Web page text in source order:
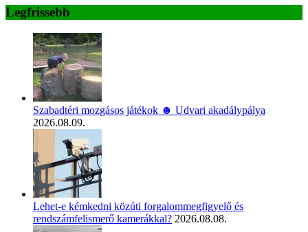
Legfrissebb
Szabadtéri mozgásos játékok ☻ Udvari akadálypálya
2026.08.09.
Lehet-e kémkedni közúti forgalommegfigyelő és
rendszámfelismerő kamerákkal? 2026.08.08.